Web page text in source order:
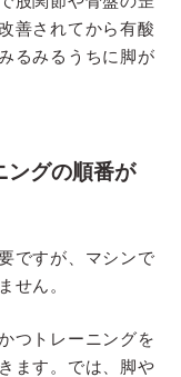
善されてから有酸
るみるうちに脚が
ングの順番が
ですが、マシンで
せん。
つトレーニングを
ます。では、脚や